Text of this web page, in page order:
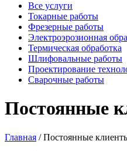
Все услуги
Токарные работы
Фрезерные работы
Электроэрозионная
Термическая обработка
Шлифовальные работы
Проектирование
Сварочные работы
Постоянные
Главная / Постоянные